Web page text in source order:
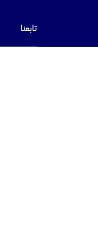
تابعنا